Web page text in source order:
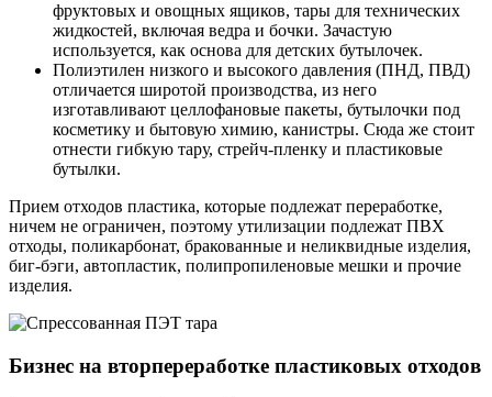
фруктовых и овощных ящиков, тары для технических
жидкостей, включая ведра и бочки. Зачастую
используется, как основа для детских бутылочек.
Полиэтилен низкого и высокого давления (ПНД, ПВД)
отличается широтой производства, из него
изготавливают целлофановые пакеты, бутылочки под
косметику и бытовую химию, канистры. Сюда же стоит
отнести гибкую тару, стрейч-пленку и пластиковые
бутылки.
Прием отходов пластика, которые подлежат переработке,
ничем не ограничен, поэтому утилизации подлежат ПВХ
отходы, поликарбонат, бракованные и неликвидные изделия,
биг-бэги, автопластик, полипропиленовые мешки и прочие
изделия.
Бизнес на вторпереработке пластиковых отходов